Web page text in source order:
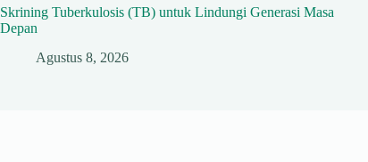
Skrining Tuberkulosis (TB) untuk Lindungi Generasi Masa
Depan
Agustus 8, 2026